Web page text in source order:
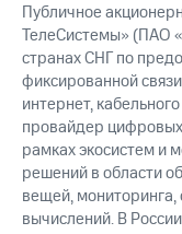
Публичное
ТелеСистемы» (ПАО
странах СНГ по
фиксированной
интернет,
провайдер
рамках экосистем и
решений в области
вещей,
вычислений. В